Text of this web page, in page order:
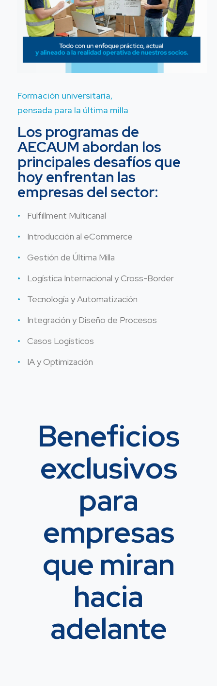
Formación universitaria,
pensada para la última milla
Los programas de
AECAUM abordan los
principales desafíos que
hoy enfrentan las
empresas del sector:
Fulfillment Multicanal
Introducción al eCommerce
Gestión de Última Milla
Logística Internacional y Cross-Border
Tecnología y Automatización
Integración y Diseño de Procesos
Casos Logísticos
IA y Optimización
Beneficios
exclusivos
para
empresas
que miran
hacia
adelante